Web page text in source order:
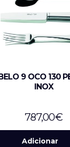
9 OCO 130
INOX
787,00€
Adicionar